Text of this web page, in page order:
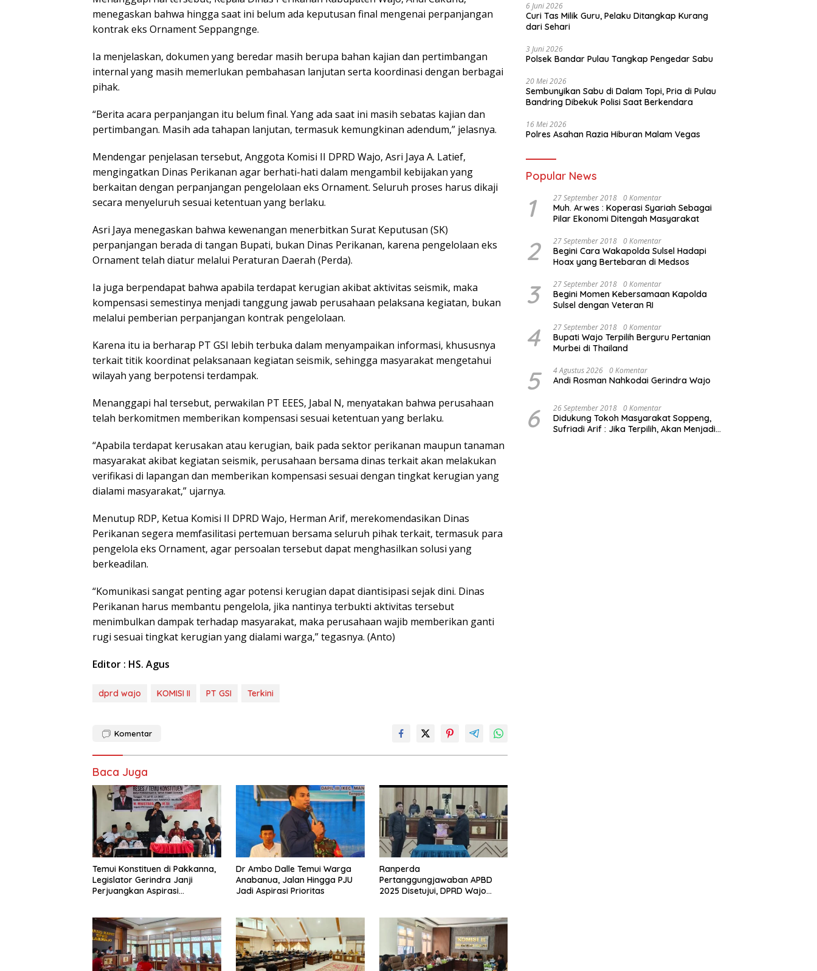
menegaskan bahwa hingga saat ini belum ada keputusan final mengenai perpanjangan
kontrak eks Ornament Seppangnge.
Ia menjelaskan, dokumen yang beredar masih berupa bahan kajian dan pertimbangan
internal yang masih memerlukan pembahasan lanjutan serta koordinasi dengan berbagai
pihak.
“Berita acara perpanjangan itu belum final. Yang ada saat ini masih sebatas kajian dan
pertimbangan. Masih ada tahapan lanjutan, termasuk kemungkinan adendum,” jelasnya.
Mendengar penjelasan tersebut, Anggota Komisi II DPRD Wajo, Asri Jaya A. Latief,
mengingatkan Dinas Perikanan agar berhati-hati dalam mengambil kebijakan yang
berkaitan dengan perpanjangan pengelolaan eks Ornament. Seluruh proses harus dikaji
secara menyeluruh sesuai ketentuan yang berlaku.
Asri Jaya menegaskan bahwa kewenangan menerbitkan Surat Keputusan (SK)
perpanjangan berada di tangan Bupati, bukan Dinas Perikanan, karena pengelolaan eks
Ornament telah diatur melalui Peraturan Daerah (Perda).
Ia juga berpendapat bahwa apabila terdapat kerugian akibat aktivitas seismik, maka
kompensasi semestinya menjadi tanggung jawab perusahaan pelaksana kegiatan, bukan
melalui pemberian perpanjangan kontrak pengelolaan.
Karena itu ia berharap PT GSI lebih terbuka dalam menyampaikan informasi, khususnya
terkait titik koordinat pelaksanaan kegiatan seismik, sehingga masyarakat mengetahui
wilayah yang berpotensi terdampak.
Menanggapi hal tersebut, perwakilan PT EEES, Jabal N, menyatakan bahwa perusahaan
telah berkomitmen memberikan kompensasi sesuai ketentuan yang berlaku.
“Apabila terdapat kerusakan atau kerugian, baik pada sektor perikanan maupun tanaman
masyarakat akibat kegiatan seismik, perusahaan bersama dinas terkait akan melakukan
verifikasi di lapangan dan memberikan kompensasi sesuai dengan tingkat kerugian yang
dialami masyarakat,” ujarnya.
Menutup RDP, Ketua Komisi II DPRD Wajo, Herman Arif, merekomendasikan Dinas
Perikanan segera memfasilitasi pertemuan bersama seluruh pihak terkait, termasuk para
pengelola eks Ornament, agar persoalan tersebut dapat menghasilkan solusi yang
berkeadilan.
“Komunikasi sangat penting agar potensi kerugian dapat diantisipasi sejak dini. Dinas
Perikanan harus membantu pengelola, jika nantinya terbukti aktivitas tersebut
menimbulkan dampak terhadap masyarakat, maka perusahaan wajib memberikan ganti
rugi sesuai tingkat kerugian yang dialami warga,” tegasnya. (Anto)
Editor : HS. Agus
dprd wajo KOMISI II PT GSI Terkini
Komentar
Baca Juga
Temui Konstituen di Pakkanna,
Legislator Gerindra Janji
Perjuangkan Aspirasi
Dr Ambo Dalle Temui Warga
Anabanua, Jalan Hingga PJU
Jadi Aspirasi Prioritas
Ranperda
Pertanggungjawaban APBD
2025 Disetujui, DPRD Wajo
6 Juni 2026
Curi Tas Milik Guru, Pelaku Ditangkap Kurang
dari Sehari
3 Juni 2026
Polsek Bandar Pulau Tangkap Pengedar Sabu
20 Mei 2026
Sembunyikan Sabu di Dalam Topi, Pria di Pulau
Bandring Dibekuk Polisi Saat Berkendara
16 Mei 2026
Polres Asahan Razia Hiburan Malam Vegas
Popular News
1 27 September 2018 0 Komentar
Muh. Arwes : Koperasi Syariah Sebagai
Pilar Ekonomi Ditengah Masyarakat
2 27 September 2018 0 Komentar
Begini Cara Wakapolda Sulsel Hadapi
Hoax yang Bertebaran di Medsos
3 27 September 2018 0 Komentar
Begini Momen Kebersamaan Kapolda
Sulsel dengan Veteran RI
4 27 September 2018 0 Komentar
Bupati Wajo Terpilih Berguru Pertanian
Murbei di Thailand
5 4 Agustus 2026 0 Komentar
Andi Rosman Nahkodai Gerindra Wajo
6 26 September 2018 0 Komentar
Didukung Tokoh Masyarakat Soppeng,
Sufriadi Arif : Jika Terpilih, Akan Menjadi